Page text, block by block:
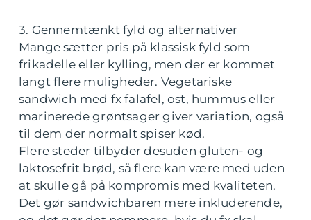
3. Gennemtænkt fyld og alternativer
Mange sætter pris på klassisk fyld som
frikadelle eller kylling, men der er kommet
langt flere muligheder. Vegetariske
sandwich med fx falafel, ost, hummus eller
marinerede grøntsager giver variation, også
til dem der normalt spiser kød.
Flere steder tilbyder desuden gluten- og
laktosefrit brød, så flere kan være med uden
at skulle gå på kompromis med kvaliteten.
Det gør sandwichbaren mere inkluderende,